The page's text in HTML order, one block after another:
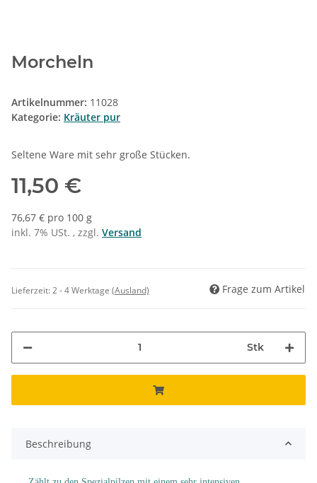
Morcheln
Artikelnummer: 11028
Kategorie: Kräuter pur
Seltene Ware mit sehr große Stücken.
11,50 €
76,67 € pro 100 g
inkl. 7% USt. , zzgl. Versand
Lieferzeit:2 - 4 Werktage (Ausland) Frage zum Artikel
Stk
Beschreibung